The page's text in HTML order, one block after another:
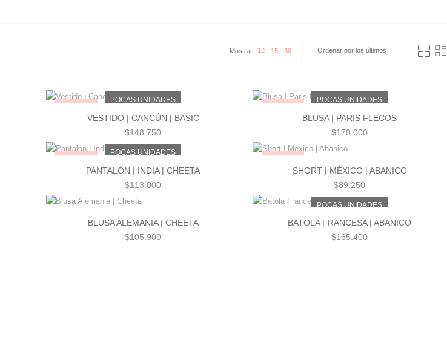
Mostrar 12 15 30
POCAS UNIDADES
VESTIDO | CANCÚN | BASIC
$148.750
POCAS UNIDADES
BLUSA | PARIS FLECOS
$170.000
POCAS UNIDADES
PANTALÓN | INDIA | CHEETA
$113.000
SHORT | MÉXICO | ABANICO
$89.250
BLUSA ALEMANIA | CHEETA
$105.900
POCAS UNIDADES
BATOLA FRANCESA | ABANICO
$165.400